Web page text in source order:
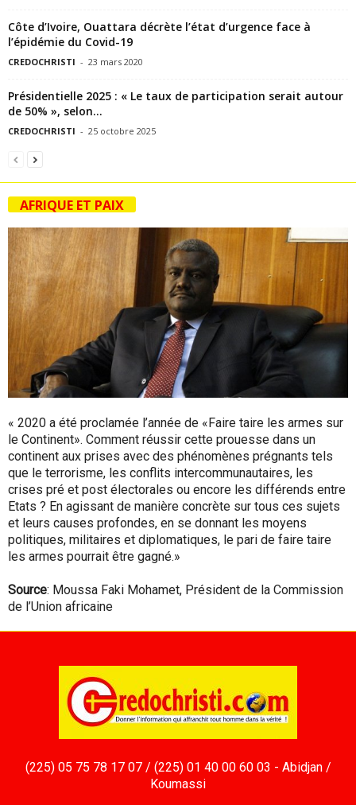
Côte d’Ivoire, Ouattara décrète l’état d’urgence face à
l’épidémie du Covid-19
CREDOCHRISTI - 23 mars 2020
Présidentielle 2025 : « Le taux de participation serait autour
de 50% », selon...
CREDOCHRISTI - 25 octobre 2025
AFRIQUE ET PAIX
« 2020 a été proclamée l’année de «Faire taire les armes sur
le Continent». Comment réussir cette prouesse dans un
continent aux prises avec des phénomènes prégnants tels
que le terrorisme, les conflits intercommunautaires, les
crises pré et post électorales ou encore les différends entre
Etats ? En agissant de manière concrète sur tous ces sujets
et leurs causes profondes, en se donnant les moyens
politiques, militaires et diplomatiques, le pari de faire taire
les armes pourrait être gagné.»
Source: Moussa Faki Mohamet, Président de la Commission
de l’Union africaine
(225) 05 75 78 17 07 / (225) 01 40 00 60 03 - Abidjan /
Koumassi